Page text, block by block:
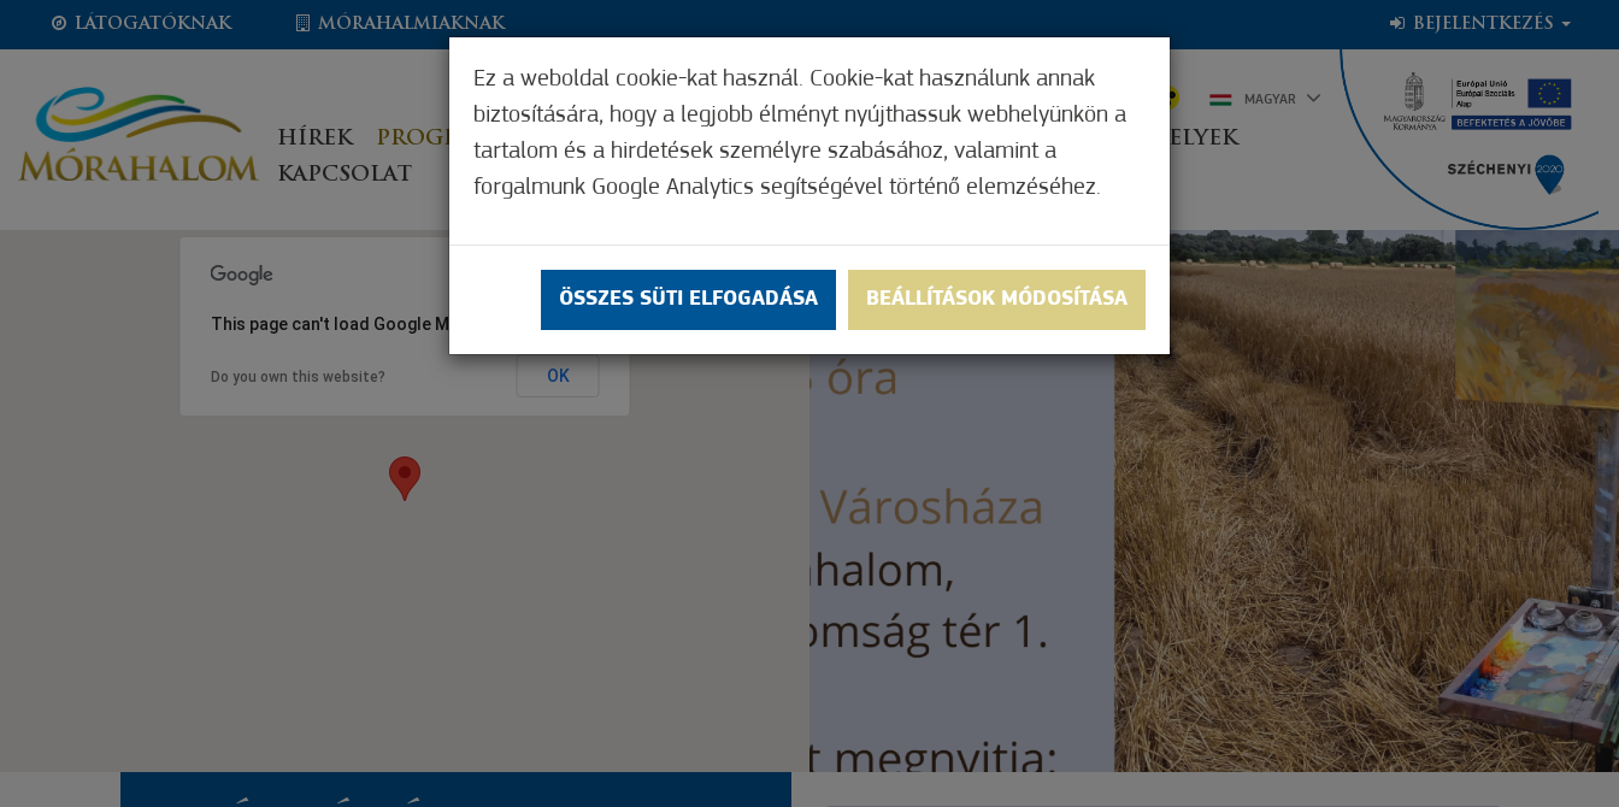
LÁTOGATÓKNAK MÓRAHALMIAKNAK BEJELENTKEZÉS
HÍREK PROGRAMOK ÍGY MŰKÖDIK HASZNOS FUNKCIÓK
ELFOGADÓHELYEK
KAPCSOLAT
MAGYAR
This page can't load Google Maps correctly.
Do you own this website? OK
Nem értékelt
Ez a weboldal cookie-kat használ. Cookie-kat használunk annak
biztosítására, hogy a legjobb élményt nyújthassuk webhelyünkön a
tartalom és a hirdetések személyre szabásához, valamint a
forgalmunk Google Analytics segítségével történő elemzéséhez.
ÖSSZES SÜTI ELFOGADÁSA BEÁLLÍTÁSOK MÓDOSÍTÁSA